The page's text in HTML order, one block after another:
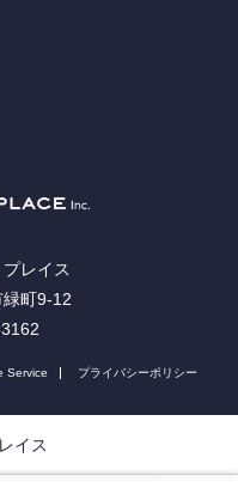
レイス
緑町9-12
Service プライバシーポリシー
イス